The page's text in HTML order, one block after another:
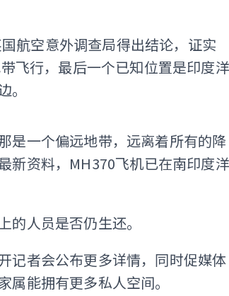
航空意外调查局得出结论，证实
飞行，最后一个已知位置是印度洋
是一个偏远地带，远离着所有的降
新资料，MH370飞机已在南印度洋
的人员是否仍生还。
记者会公布更多详情，同时促媒体
属能拥有更多私人空间。